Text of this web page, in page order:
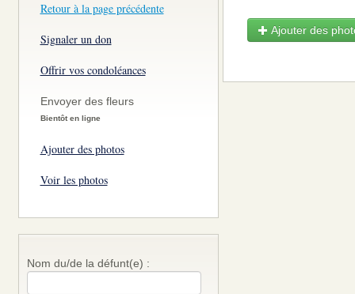
Retour à la page précédente
Signaler un don
Offrir vos condoléances
Envoyer des fleurs
Bientôt en ligne
Ajouter des photos
Voir les photos
Nom du/de la défunt(e) :
Ajouter des